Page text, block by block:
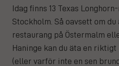
Idag finns 13 Texas
Stockholm. Så oavsett om
restaurang på Östermalm
Haninge kan du äta en
(eller varför inte en sen